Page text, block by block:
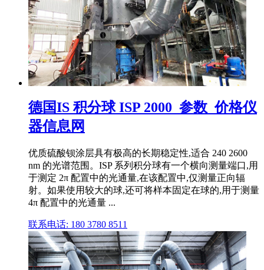
德国IS 积分球 ISP 2000_参数_价格仪
器信息网
优质硫酸钡涂层具有极高的长期稳定性,适合 240 2600
nm 的光谱范围。ISP 系列积分球有一个横向测量端口,用
于测定 2π 配置中的光通量,在该配置中,仅测量正向辐
射。如果使用较大的球,还可将样本固定在球的,用于测量
4π 配置中的光通量 ...
联系电话: 180 3780 8511